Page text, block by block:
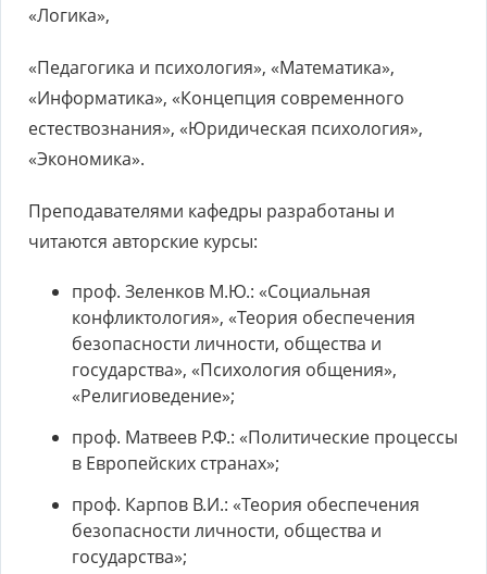
«Логика»,
«Педагогика и психология», «Математика»,
«Информатика», «Концепция современного
естествознания», «Юридическая психология»,
«Экономика».
Преподавателями кафедры разработаны и
читаются авторские курсы:
проф. Зеленков М.Ю.: «Социальная
конфликтология», «Теория обеспечения
безопасности личности, общества и
государства», «Психология общения»,
«Религиоведение»;
проф. Матвеев Р.Ф.: «Политические процессы
в Европейских странах»;
проф. Карпов В.И.: «Теория обеспечения
безопасности личности, общества и
государства»;